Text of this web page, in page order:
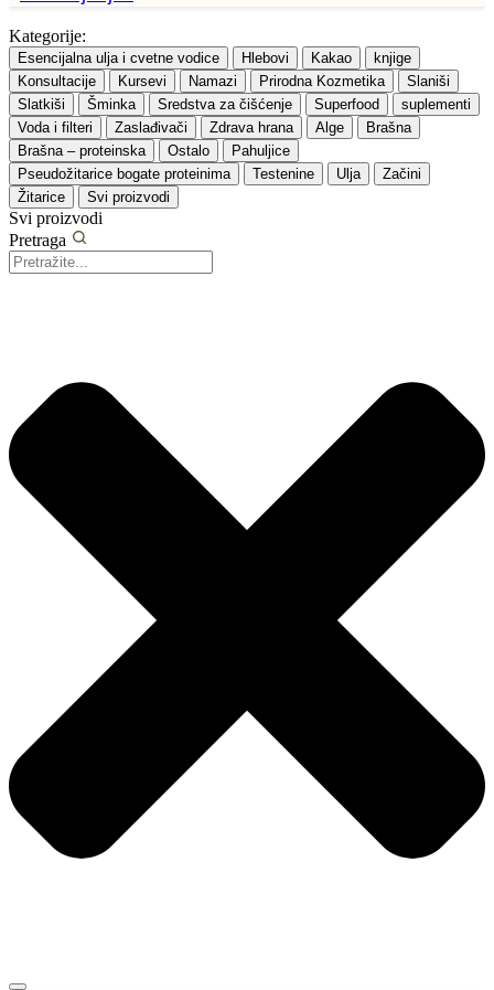
Kategorije:
Esencijalna ulja i cvetne vodice Hlebovi Kakao
knjige
Konsultacije
Kursevi Namazi Prirodna Kozmetika
Slaniši
Slatkiši
Šminka Sredstva za čišćenje Superfood
suplementi
Voda i filteri
Zaslađivači Zdrava hrana Alge
Brašna
Brašna – proteinska
Ostalo
Pahuljice
Pseudožitarice bogate proteinima
Testenine Ulja
Začini
Žitarice
Svi proizvodi
Svi proizvodi
Pretraga